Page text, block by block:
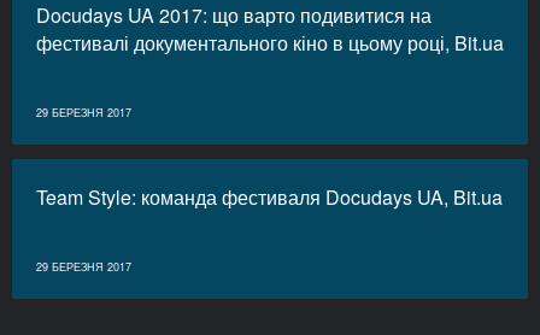
Docudays UA 2017: що варто подивитися на
фестивалі документального кіно в цьому році, Bit.ua
29 БЕРЕЗНЯ 2017
Team Style: команда фестиваля Docudays UA, Bit.ua
29 БЕРЕЗНЯ 2017